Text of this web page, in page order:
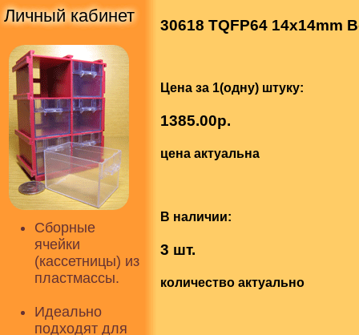
Личный кабинет
Сборные
ячейки
(кассетницы) из
пластмассы.
Идеально
подходят для
30618 TQFP64 14x14mm
Цена за 1(одну) штуку:
1385.00р.
цена актуальна
В наличии:
3 шт.
количество актуально